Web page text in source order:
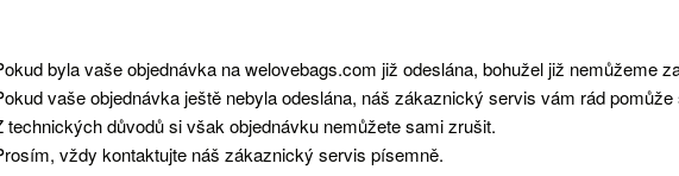
byla vaše objednávka na welovebags.com již odeslána, bohužel již nemůžeme
vaše objednávka ještě nebyla odeslána, náš zákaznický servis vám rád
technických důvodů si však objednávku nemůžete sami zrušit.
vždy kontaktujte náš zákaznický servis písemně.